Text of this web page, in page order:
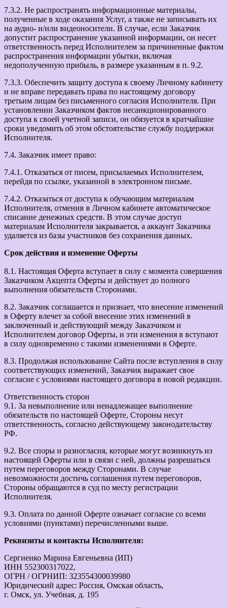
7.3.2. Не распространять информационные материалы,
полученные в ходе оказания Услуг, а также не записывать их
на аудио- и/или видеоносители. В случае, если Заказчик
допустит распространение указанной информации, он несет
ответственность перед Исполнителем за причиненные фактом
распространения информации убытки, включая
недополученную прибыль, в размере указанным в п. 9.2.
7.3.3. Обеспечить защиту доступа к своему Личному кабинету
и не вправе передавать права по настоящему договору
третьим лицам без письменного согласия Исполнителя. При
установлении Заказчиком фактов несанкционированного
доступа к своей учетной записи, он обязуется в кратчайшие
сроки уведомить об этом обстоятельстве службу поддержки
Исполнителя.
7.4. Заказчик имеет право:
7.4.1. Отказаться от писем, присылаемых Исполнителем,
перейдя по ссылке, указанной в электронном письме.
7.4.2. Отказаться от доступа к обучающим материалам
Исполнителя, отменив в Личном кабинете автоматическое
списание денежных средств. В этом случае доступ
материалам Исполнителя закрывается, а аккаунт Заказчика
удаляется из базы участников без сохранения данных.
Срок действия и изменение Оферты
8.1. Настоящая Оферта вступает в силу с момента совершения
Заказчиком Акцепта Оферты и действует до полного
выполнения обязательств Сторонами.
8.2. Заказчик соглашается и признает, что внесение изменений
в Оферту влечет за собой внесение этих изменений в
заключенный и действующий между Заказчиком и
Исполнителем договор Оферты, и эти изменения в вступают
в силу одновременно с такими изменениями в Оферте.
8.3. Продолжая использование Сайта после вступления в силу
соответствующих изменений, Заказчик выражает свое
согласие с условиями настоящего договора в новой редакции.
Ответственность сторон
9.1. За невыполнение или ненадлежащее выполнение
обязательств по настоящей Оферте, Стороны несут
ответственность, согласно действующему законодательству
РФ.
9.2. Все споры и разногласия, которые могут возникнуть из
настоящей Оферты или в связи с ней, должны разрешаться
путем переговоров между Сторонами. В случае
невозможности достичь соглашения путем переговоров,
Стороны обращаются в суд по месту регистрации
Исполнителя.
9.3. Оплата по данной Оферте означает согласие со всеми
условиями (пунктами) перечисленными выше.
Реквизиты и контакты Исполнителя:
Сергиенко Марина Евгеньевна (ИП)
ИНН 552300317022,
ОГРН / ОГРНИП: 323554300039980
Юридический адрес: Россия, Омская область,
г. Омск, ул. Учебная, д. 195